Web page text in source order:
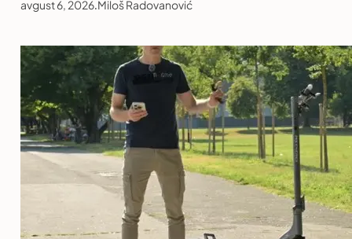
avgust 6, 2026.Miloš Radovanović